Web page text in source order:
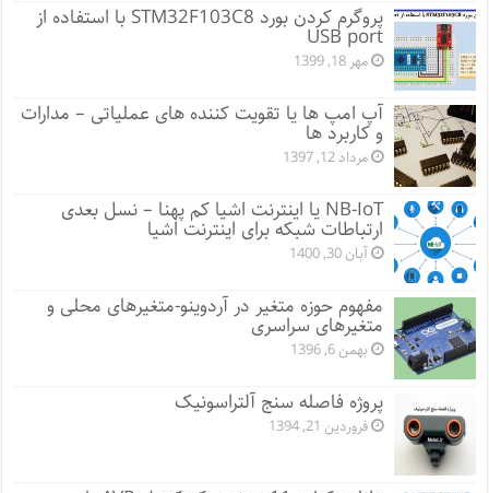
پروگرم کردن بورد STM32F103C8 با استفاده از
USB port
مهر 18, 1399
آپ امپ ها یا تقویت کننده های عملیاتی – مدارات
و کاربرد ها
مرداد 12, 1397
NB-IoT یا اینترنت اشیا کم پهنا – نسل بعدی
ارتباطات شبکه برای اینترنت اشیا
آبان 30, 1400
مفهوم حوزه متغیر در آردوینو-متغیرهای محلی و
متغیرهای سراسری
بهمن 6, 1396
پروژه فاصله سنج آلتراسونیک
فروردین 21, 1394